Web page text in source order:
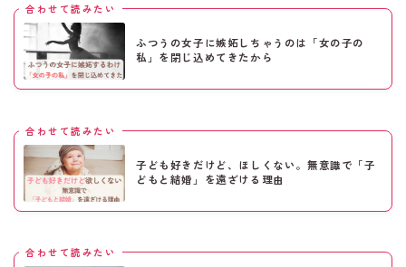
合わせて読みたい
ふつうの女子に嫉妬しちゃうのは「女の子の
私」を閉じ込めてきたから
合わせて読みたい
子ども好きだけど、ほしくない。無意識で「子
どもと結婚」を遠ざける理由
合わせて読みたい